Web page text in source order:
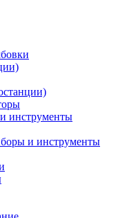
инструменты
и инструменты